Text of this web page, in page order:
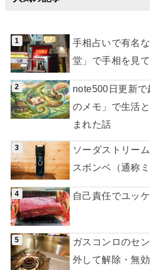
手相占いで有名
堂」で手相を見
note500日更新で
のメモ」で生活
まれた話
ソーダストリー
スボンベ（通称
自己責任でユッ
ガスコンロのセ
外して解除・無